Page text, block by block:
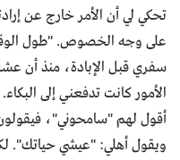
تحكي لي أن الأمر خارج عن
على وجه الخصوص. "طول
سفري قبل الإبادة، منذ أن عشت
الأمور كانت تدفعني إلى
أقول لهم "سامحوني"،
ويقول أهلي: "عيشي حياتك".